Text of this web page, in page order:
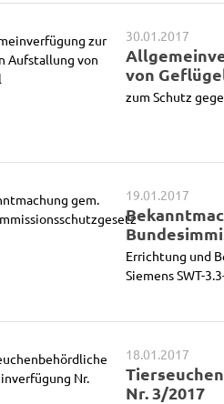
30.01.2017
von
zum Schutz
19.01.2017
Errichtung und
Siemens SWT-
18.01.2017
Nr. 3/2017